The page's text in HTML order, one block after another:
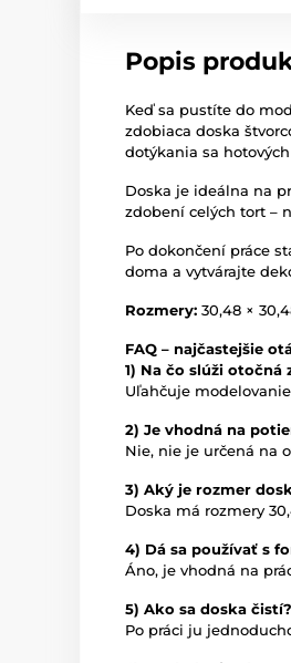
Popis
Keď sa pustíte do
zdobiaca doska
dotýkania sa
Doska je ideálna na
zdobení celých tort –
Po dokončení práce
doma a vytvárajte
Rozmery: 30,48 ×
FAQ – najčastejšie
1) Na čo slúži otočná
Uľahčuje
2) Je vhodná na
Nie, nie je určená na
3) Aký je rozmer
Doska má rozmery
4) Dá sa používať s
Áno, je vhodná na
5) Ako sa doska čistí?
Po práci ju